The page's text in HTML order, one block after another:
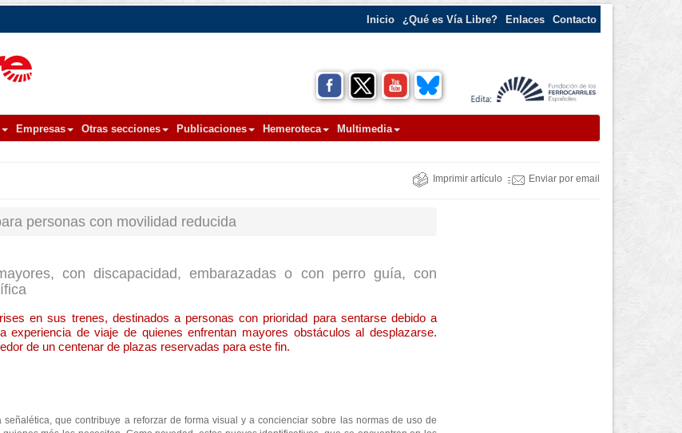
Inicio ¿Qué es Vía Libre? Enlaces Contacto
Empresas Otras secciones Publicaciones Hemeroteca Multimedia
Imprimir artículo Enviar por email
personas con movilidad reducida
con discapacidad, embarazadas o con perro guía, con
en sus trenes, destinados a personas con prioridad para sentarse debido a
de viaje de quienes enfrentan mayores obstáculos al desplazarse.
de un centenar de plazas reservadas para este fin.
que contribuye a reforzar de forma visual y a concienciar sobre las normas de uso de